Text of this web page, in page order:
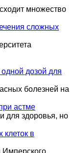
множество
сложных
дозой для
болезней на
астме
для здоровья, но
в